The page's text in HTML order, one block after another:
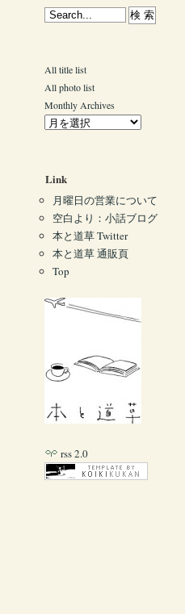
All title list
All photo list
Monthly Archives
Link
月曜日の営業について
空白より：小話ブログ
本と道草 Twitter
本と道草 通販頁
Top
rss 2.0